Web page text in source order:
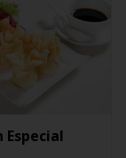
Especial